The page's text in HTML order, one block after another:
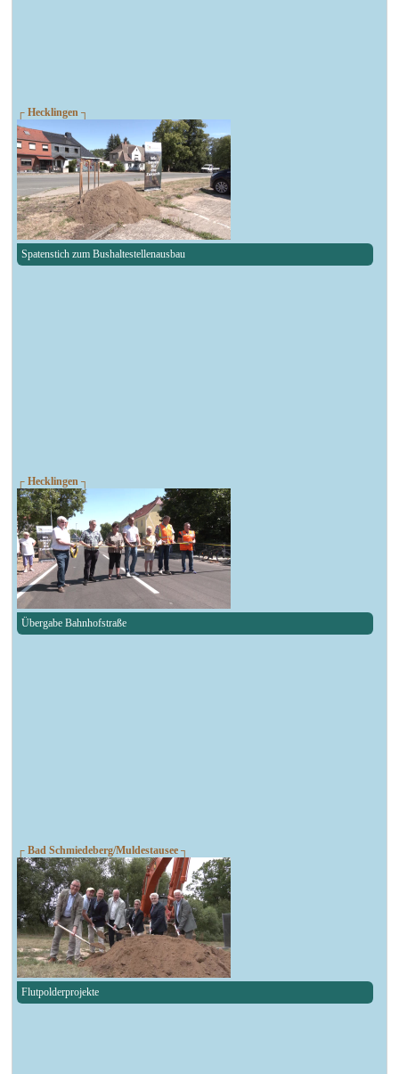
┌ Hecklingen ┐
Spatenstich zum Bushaltestellenausbau
┌ Hecklingen ┐
Übergabe Bahnhofstraße
┌ Bad Schmiedeberg/Muldestausee ┐
Flutpolderprojekte